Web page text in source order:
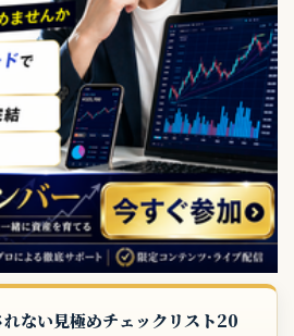
ない見極めチェックリスト20